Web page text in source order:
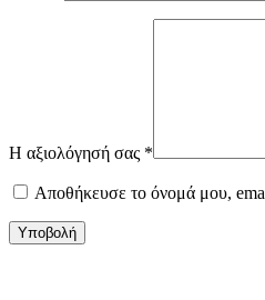
Η αξιολόγησή σας *
Αποθήκευσε το όνομά μου,
Υποβολή